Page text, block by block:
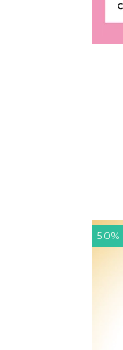
50%